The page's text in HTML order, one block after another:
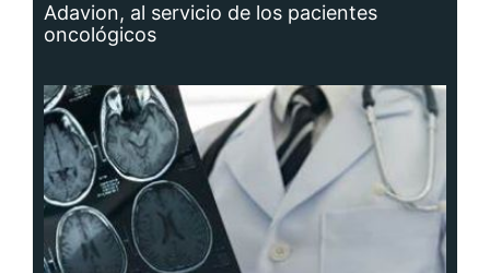
Adavion, al servicio de los pacientes
oncológicos